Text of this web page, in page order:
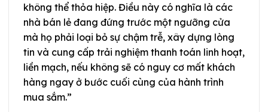
không thể thỏa hiệp. Điều này có nghĩa là các
nhà bán lẻ đang đứng trước một ngưỡng cửa
mà họ phải loại bỏ sự chậm trễ, xây dựng lòng
tin và cung cấp trải nghiệm thanh toán linh hoạt,
liền mạch, nếu không sẽ có nguy cơ mất khách
hàng ngay ở bước cuối cùng của hành trình
mua sắm.”